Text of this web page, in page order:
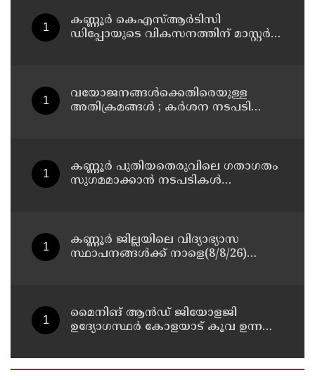
കണ്ണൂർ കെഎസ്ആർടിസി
ഡിപ്പോയുടെ വികസനത്തിന് മാസ്റ്റർ
വയോജനങ്ങൾക്കെതിരെയുള്ള
അതിക്രമങ്ങൾ ; കർശന നടപടി
കണ്ണൂർ പുതിയതെരുവിലെ ഗതാഗതം
സുഗമമാക്കാന്‍ നടപടികള്‍
കണ്ണൂർ ജില്ലയിലെ വിദ്യാഭ്യാസ
സ്ഥാപനങ്ങള്‍ക്ക് നാളെ(8/8/26)
മൈനിങ് ആൻഡ്​ ജിയോളജി
ഉദ്യോഗസ്ഥർ കോളയാട് കൂവ ഉന്നതി